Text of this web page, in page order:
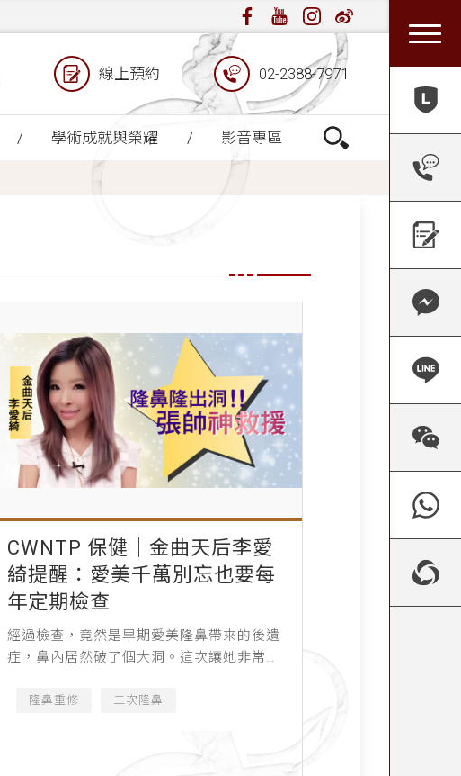
線上預約 02-2388-7971
學術成就與榮耀 影音專區
CWNTP 保健│金曲天后李愛
綺提醒：愛美千萬別忘也要每
年定期檢查
經過檢查，竟然是早期愛美隆鼻帶來的後遺
症，鼻內居然破了個大洞。這次讓她非常緊
涯。隆鼻重修 二次隆鼻